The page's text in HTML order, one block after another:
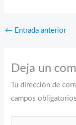
← Entrada anterior
Deja un
Tu dirección de
campos